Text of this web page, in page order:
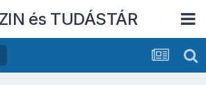
és TUDÁSTÁR